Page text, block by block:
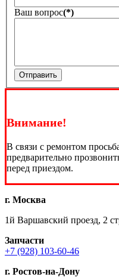
Ваш вопрос(*)
Отправить
Внимание!
В связи с ремонтом
предварительно
перед приездом.
г. Москва
1й Варшавский проезд, 2
Запчасти
+7 (928) 103-60-46
г. Ростов-на-Дону